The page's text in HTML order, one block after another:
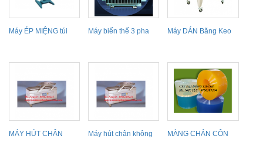
Máy ÉP MIỆNG túi
Máy biến thế 3 pha
Máy DÁN Băng Keo
MÁY HÚT CHÂN
Máy hút chân không
MÀNG CHẮN CÔN